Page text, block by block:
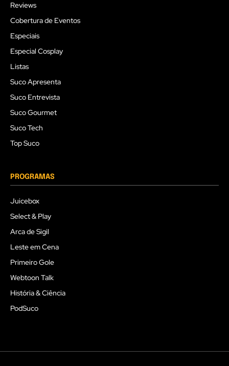
Reviews
Cobertura de Eventos
Especiais
Especial Cosplay
Listas
Suco Apresenta
Suco Entrevista
Suco Gourmet
Suco Tech
Top Suco
PROGRAMAS
Juicebox
Select & Play
Arca de Sigil
Leste em Cena
Primeiro Gole
Webtoon Talk
História & Ciência
PodSuco